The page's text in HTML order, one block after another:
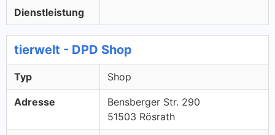
Dienstleistung
tierwelt - DPD Shop
Typ Shop
Adresse
Bensberger Str. 290
51503 Rösrath